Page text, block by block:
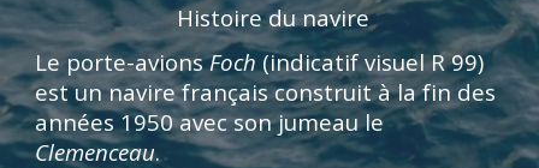
Histoire du navire
Le porte-avionsFoch (indicatif visuel R 99)
est un navire français construit à la fin des
années 1950 avec son jumeau le
Clemenceau.